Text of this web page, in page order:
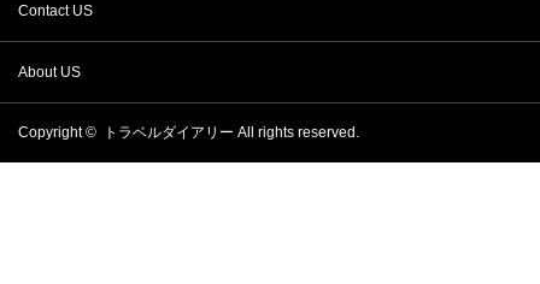
Contact US
About US
Copyright © トラベルダイアリー All rights reserved.